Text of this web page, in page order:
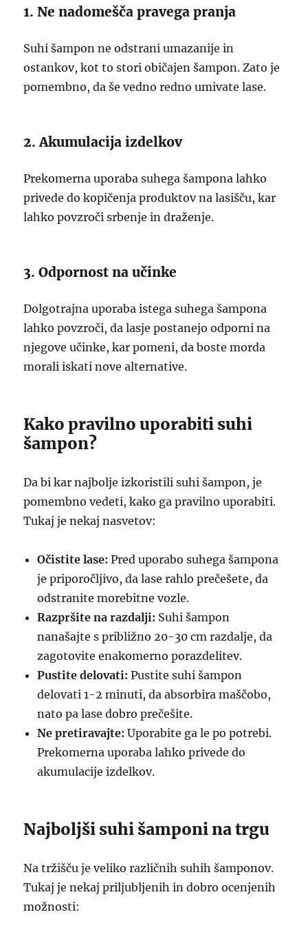
1. Ne nadomešča pravega pranja
Suhi šampon ne odstrani umazanije in
ostankov, kot to stori običajen šampon. Zato je
pomembno, da še vedno redno umivate lase.
2. Akumulacija izdelkov
Prekomerna uporaba suhega šampona lahko
privede do kopičenja produktov na lasišču, kar
lahko povzroči srbenje in draženje.
3. Odpornost na učinke
Dolgotrajna uporaba istega suhega šampona
lahko povzroči, da lasje postanejo odporni na
njegove učinke, kar pomeni, da boste morda
morali iskati nove alternative.
Kako pravilno uporabiti suhi
šampon?
Da bi kar najbolje izkoristili suhi šampon, je
pomembno vedeti, kako ga pravilno uporabiti.
Tukaj je nekaj nasvetov:
Očistite lase: Pred uporabo suhega šampona
je priporočljivo, da lase rahlo prečešete, da
odstranite morebitne vozle.
Razpršite na razdalji: Suhi šampon
nanašajte s približno 20-30 cm razdalje, da
zagotovite enakomerno porazdelitev.
Pustite delovati: Pustite suhi šampon
delovati 1-2 minuti, da absorbira maščobo,
nato pa lase dobro prečešite.
Ne pretiravajte: Uporabite ga le po potrebi.
Prekomerna uporaba lahko privede do
akumulacije izdelkov.
Najboljši suhi šamponi na trgu
Na tržišču je veliko različnih suhih šamponov.
Tukaj je nekaj priljubljenih in dobro ocenjenih
možnosti: